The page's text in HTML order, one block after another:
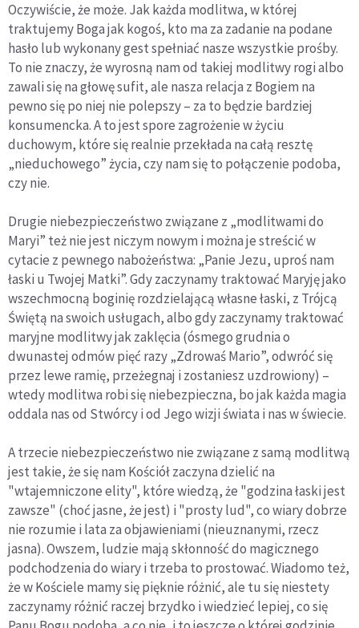
Oczywiście, że może. Jak każda modlitwa, w której
traktujemy Boga jak kogoś, kto ma za zadanie na podane
hasło lub wykonany gest spełniać nasze wszystkie prośby.
To nie znaczy, że wyrosną nam od takiej modlitwy rogi albo
zawali się na głowę sufit, ale nasza relacja z Bogiem na
pewno się po niej nie polepszy – za to będzie bardziej
konsumencka. A to jest spore zagrożenie w życiu
duchowym, które się realnie przekłada na całą resztę
„nieduchowego” życia, czy nam się to połączenie podoba,
czy nie.
Drugie niebezpieczeństwo związane z „modlitwami do
Maryi” też nie jest niczym nowym i można je streścić w
cytacie z pewnego nabożeństwa: „Panie Jezu, uproś nam
łaski u Twojej Matki”. Gdy zaczynamy traktować Maryję jako
wszechmocną boginię rozdzielającą własne łaski, z Trójcą
Świętą na swoich usługach, albo gdy zaczynamy traktować
maryjne modlitwy jak zaklęcia (ósmego grudnia o
dwunastej odmów pięć razy „Zdrowaś Mario”, odwróć się
przez lewe ramię, przeżegnaj i zostaniesz uzdrowiony) –
wtedy modlitwa robi się niebezpieczna, bo jak każda magia
oddala nas od Stwórcy i od Jego wizji świata i nas w świecie.
A trzecie niebezpieczeństwo nie związane z samą modlitwą
jest takie, że się nam Kościół zaczyna dzielić na
"wtajemniczone elity", które wiedzą, że "godzina łaski jest
zawsze" (choć jasne, że jest) i "prosty lud", co wiary dobrze
nie rozumie i lata za objawieniami (nieuznanymi, rzecz
jasna). Owszem, ludzie mają skłonność do magicznego
podchodzenia do wiary i trzeba to prostować. Wiadomo też,
że w Kościele mamy się pięknie różnić, ale tu się niestety
zaczynamy różnić raczej brzydko i wiedzieć lepiej, co się